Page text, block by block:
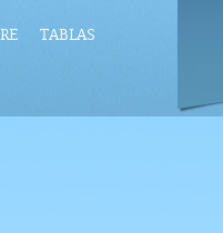
TABLAS